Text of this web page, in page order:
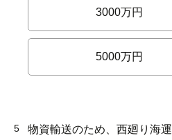
3000万円
5000万円
5
物資輸送のため、西廻り海